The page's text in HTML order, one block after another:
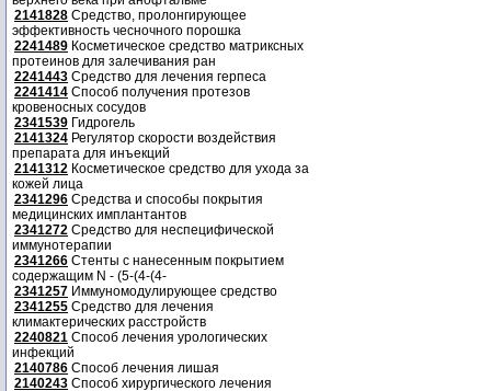
2141828 Средство, пролонгирующее
эффективность чесночного порошка
2241489 Косметическое средство матриксных
протеинов для залечивания ран
2241443 Средство для лечения герпеса
2241414 Способ получения протезов
кровеносных сосудов
2341539 Гидрогель
2141324 Регулятор скорости воздействия
препарата для инъекций
2141312 Косметическое средство для ухода за
кожей лица
2341296 Средства и способы покрытия
медицинских имплантантов
2341272 Средство для неспецифической
иммунотерапии
2341266 Стенты с нанесенным покрытием
содержащим N - (5-(4-(4-
2341257 Иммуномодулирующее средство
2341255 Средство для лечения
климактерических расстройств
2240821 Способ лечения урологических
инфекций
2140786 Способ лечения лишая
2140243 Способ хирургического лечения